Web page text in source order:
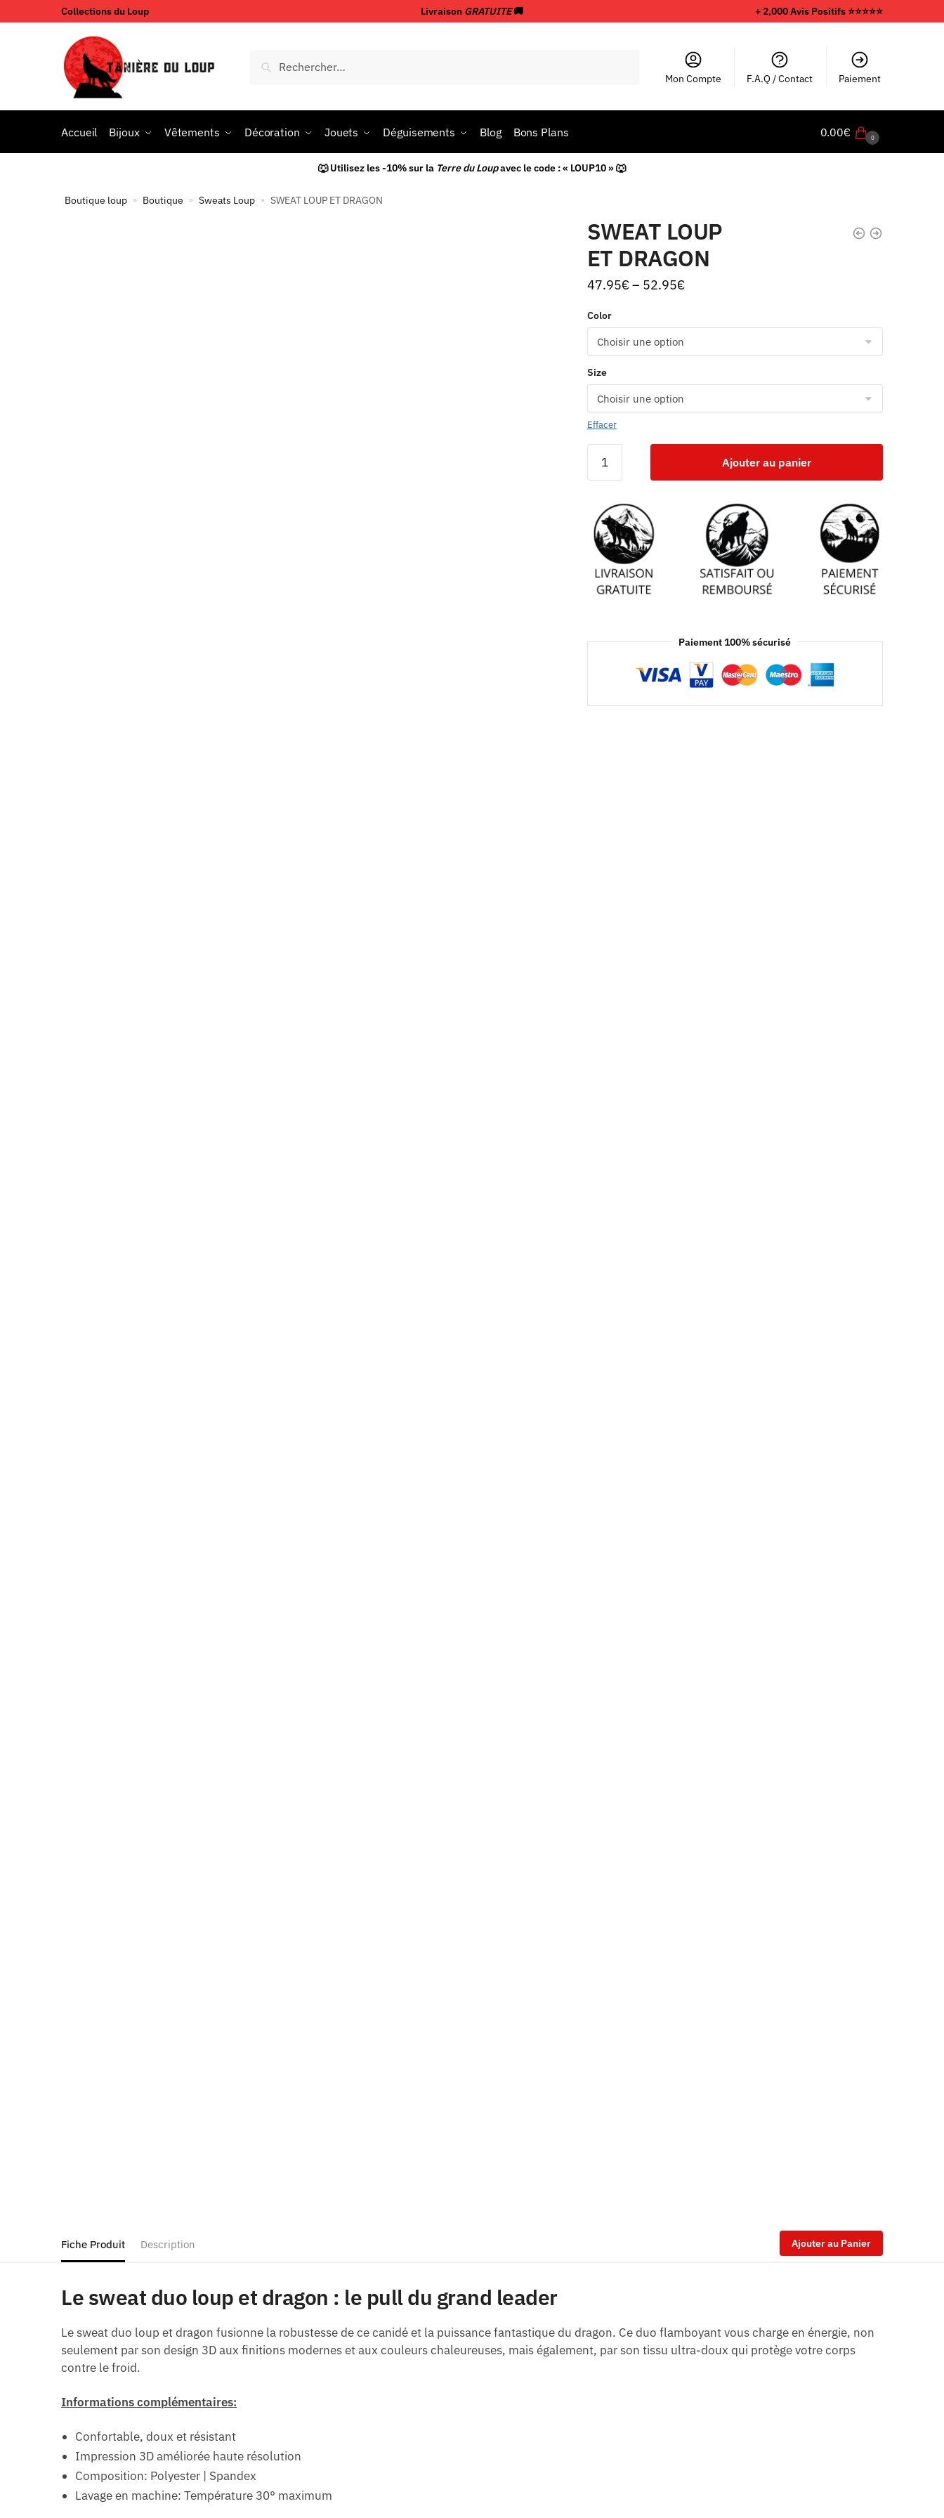
Collections du Loup Livraison GRATUITE🚚 + 2,000 Avis Positifs ⭐️⭐️⭐️⭐️⭐️
Mon Compte F.A.Q / Contact Paiement
Accueil Bijoux Vêtements Décoration Jouets Déguisements Blog Bons Plans 0.00€ 0
🐺 Utilisez les -10% sur la Terre du Loupavec le code : « LOUP10 » 🐺
Boutique loup » Boutique » Sweats Loup » SWEAT LOUP ET DRAGON
SWEAT LOUP
ET DRAGON
47.95€– 52.95€
Color
Size
Effacer
Ajouter au panier
Paiement 100% sécurisé
Fiche Produit Description Ajouter au Panier
Le sweat duo loup et dragon : le pull du grand leader
Le sweat duo loup et dragon fusionne la robustesse de ce canidé et la puissance fantastique du dragon. Ce duo flamboyant vous charge en énergie, non
seulement par son design 3D aux finitions modernes et aux couleurs chaleureuses, mais également, par son tissu ultra-doux qui protège votre corps
contre le froid.
Informations complémentaires:
Confortable, doux et résistant
Impression 3D améliorée haute résolution
Composition: Polyester | Spandex
Lavage en machine: Température 30° maximum